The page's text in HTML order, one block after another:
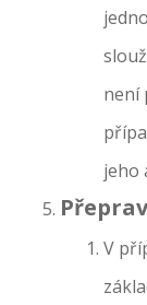
není
jeho
V